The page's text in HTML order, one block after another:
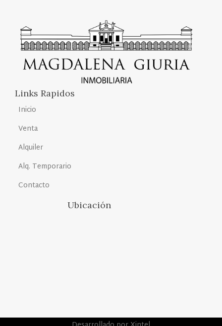
Links Rapidos
Inicio
Venta
Alquiler
Alq. Temporario
Contacto
Ubicación